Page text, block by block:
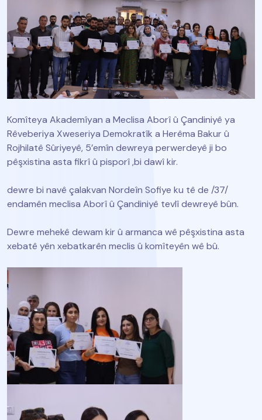
Komîteya Akademîyan a Meclisa Aborî û Çandiniyê ya
Rêveberiya Xweseriya Demokratîk a Herêma Bakur û
Rojhilatê Sûriyeyê, 5’emîn dewreya perwerdeyê ji bo
pêşxistina asta fikrî û pisporî ,bi dawî kir.
dewre bi navê çalakvan Nordeîn Sofiye ku tê de /37/
endamên meclisa Aborî û Çandiniyê tevlî dewreyê bûn.
Dewre mehekê dewam kir û armanca wê pêşxistina asta
xebatê yên xebatkarên meclis û komîteyên wê bû.